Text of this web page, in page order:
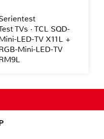
TVs · TCL SQD-
LED-TV X11L +
Mini-LED-TV